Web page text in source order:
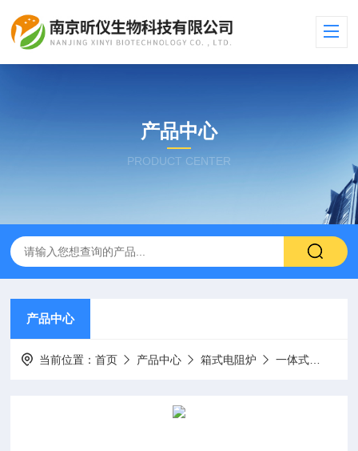
产品中心
PRODUCT CENTER
产品中心
当前位置：首页 产品中心 箱式电阻炉 一体式